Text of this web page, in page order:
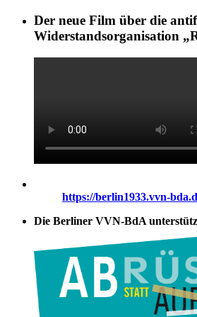
Der neue Film über die
Widerstandsorganisation
https://berlin1933.vvn-bda.d
Die Berliner VVN-BdA